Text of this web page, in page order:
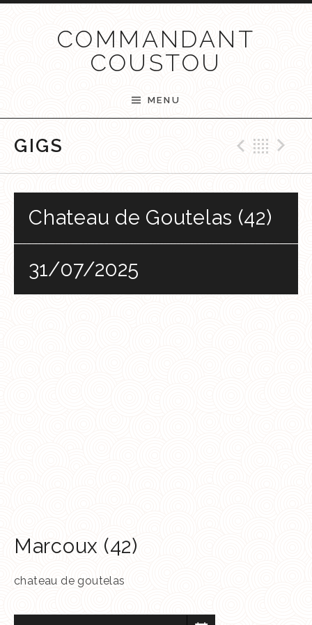
COMMANDANT
COUSTOU
MENU
GIGS
Chateau de Goutelas (42)
31/07/2025
Marcoux (42)
chateau de goutelas